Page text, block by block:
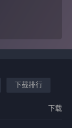
下载排行
下载